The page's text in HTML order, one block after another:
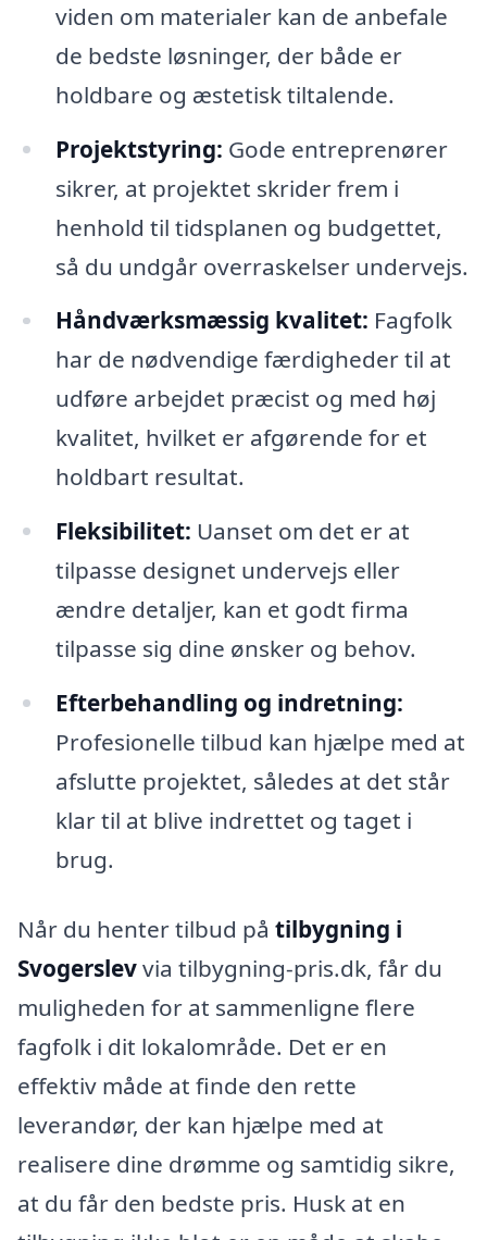
viden om materialer kan de anbefale
de bedste løsninger, der både er
holdbare og æstetisk tiltalende.
Projektstyring: Gode entreprenører
sikrer, at projektet skrider frem i
henhold til tidsplanen og budgettet,
så du undgår overraskelser undervejs.
Håndværksmæssig kvalitet: Fagfolk
har de nødvendige færdigheder til at
udføre arbejdet præcist og med høj
kvalitet, hvilket er afgørende for et
holdbart resultat.
Fleksibilitet: Uanset om det er at
tilpasse designet undervejs eller
ændre detaljer, kan et godt firma
tilpasse sig dine ønsker og behov.
Efterbehandling og indretning:
Profesionelle tilbud kan hjælpe med at
afslutte projektet, således at det står
klar til at blive indrettet og taget i
brug.
Når du henter tilbud på tilbygning i
Svogerslevvia tilbygning-pris.dk, får du
muligheden for at sammenligne flere
fagfolk i dit lokalområde. Det er en
effektiv måde at finde den rette
leverandør, der kan hjælpe med at
realisere dine drømme og samtidig sikre,
at du får den bedste pris. Husk at en